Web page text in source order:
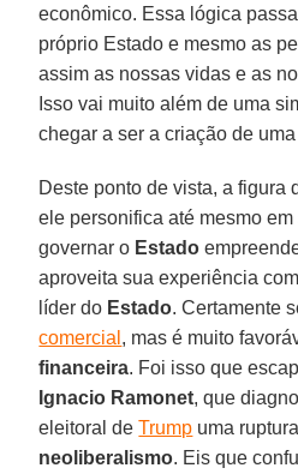
econômico. Essa lógica
próprio Estado e mesmo as
assim as nossas vidas e as
Isso vai muito além de uma
chegar a ser a criação de
Deste ponto de vista, a figura
ele personifica até mesmo
governar o Estado
aproveita sua experiência
líder do Estado. Certamente
comercial , mas é muito
financeira. Foi isso que
Ignacio Ramonet, que
eleitoral deTrump uma
neoliberalismo. Eis que